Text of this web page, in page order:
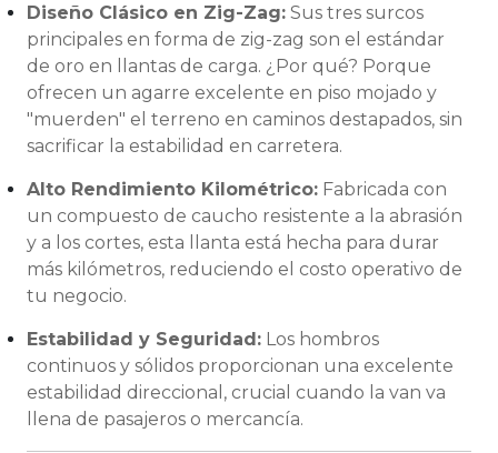
Diseño Clásico en Zig-Zag: Sus tres surcos
principales en forma de zig-zag son el estándar
de oro en llantas de carga. ¿Por qué? Porque
ofrecen un agarre excelente en piso mojado y
"muerden" el terreno en caminos destapados, sin
sacrificar la estabilidad en carretera.
Alto Rendimiento Kilométrico: Fabricada con
un compuesto de caucho resistente a la abrasión
y a los cortes, esta llanta está hecha para durar
más kilómetros, reduciendo el costo operativo de
tu negocio.
Estabilidad y Seguridad: Los hombros
continuos y sólidos proporcionan una excelente
estabilidad direccional, crucial cuando la van va
llena de pasajeros o mercancía.